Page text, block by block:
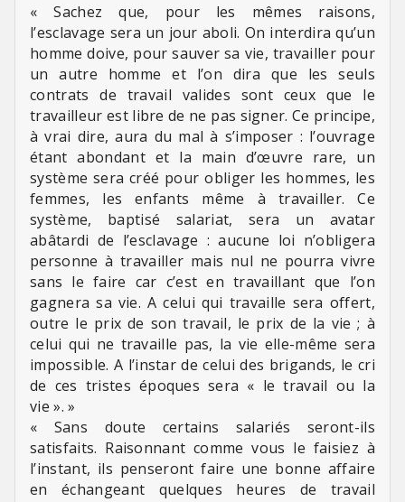
« Sachez que, pour les mêmes raisons,
l’esclavage sera un jour aboli. On interdira qu’un
homme doive, pour sauver sa vie, travailler pour
un autre homme et l’on dira que les seuls
contrats de travail valides sont ceux que le
travailleur est libre de ne pas signer. Ce principe,
à vrai dire, aura du mal à s’imposer : l’ouvrage
étant abondant et la main d’œuvre rare, un
système sera créé pour obliger les hommes, les
femmes, les enfants même à travailler. Ce
système, baptisé salariat, sera un avatar
abâtardi de l’esclavage : aucune loi n’obligera
personne à travailler mais nul ne pourra vivre
sans le faire car c’est en travaillant que l’on
gagnera sa vie. A celui qui travaille sera offert,
outre le prix de son travail, le prix de la vie ; à
celui qui ne travaille pas, la vie elle-même sera
impossible. A l’instar de celui des brigands, le cri
de ces tristes époques sera « le travail ou la
vie ». »
« Sans doute certains salariés seront-ils
satisfaits. Raisonnant comme vous le faisiez à
l’instant, ils penseront faire une bonne affaire
en échangeant quelques heures de travail